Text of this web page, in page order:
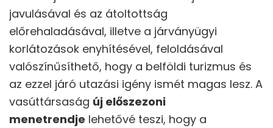
javulásával és az átoltottság
előrehaladásával, illetve a járványügyi
korlátozások enyhítésével, feloldásával
valószínűsíthető, hogy a belföldi turizmus és
az ezzel járó utazási igény ismét magas lesz. A
vasúttársaság új előszezoni
menetrendje lehetővé teszi, hogy a